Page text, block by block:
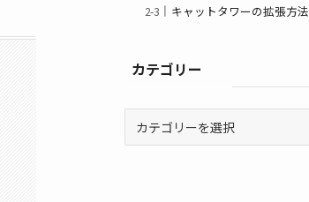
キャットタワーの拡張方法
カテゴリー